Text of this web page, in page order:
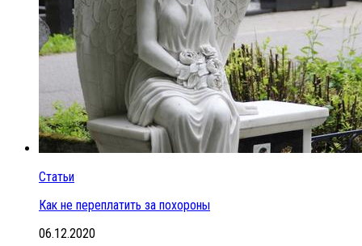
Статьи
Как не переплатить за похороны
06.12.2020